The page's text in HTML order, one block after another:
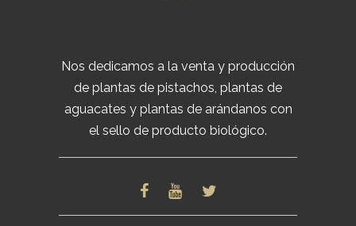
Nos dedicamos a la venta y producción
de plantas de pistachos, plantas de
aguacates y plantas de arándanos con
el sello de producto biológico.